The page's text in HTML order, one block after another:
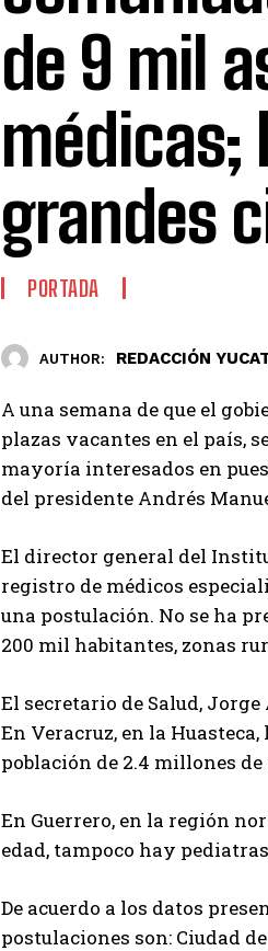
de 9 mil
médicas;
grandes
PORTADA
AUTHOR: REDACCIÓN
A una semana de que el
plazas vacantes en el país,
mayoría interesados en
del presidente Andrés
El director general del
registro de médicos
una postulación. No se ha
200 mil habitantes, zonas
El secretario de Salud,
En Veracruz, en la
población de 2.4 millones
En Guerrero, en la región
edad, tampoco hay
De acuerdo a los datos
postulaciones son: Ciudad